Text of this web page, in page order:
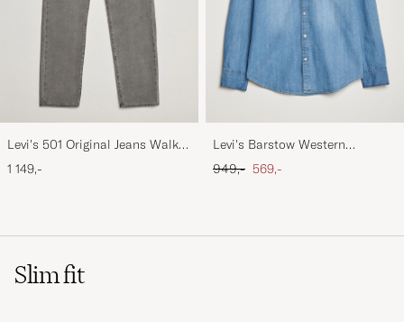
Levi's 501 Original Jeans Walk
Down Broadway
1 149,-
Levi's Barstow Western
Standard Shirt Light Blue
Ordinær pris
949,- Nedsatt pris
569,-
Slim fit